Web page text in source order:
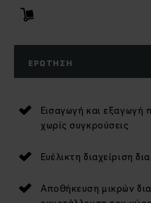
ΕΡΏΤΗΣΗ
Εισαγωγή και
χωρίς συγκρούσεις
Ευέλικτη διαχείριση
Αποθήκευση μικρών